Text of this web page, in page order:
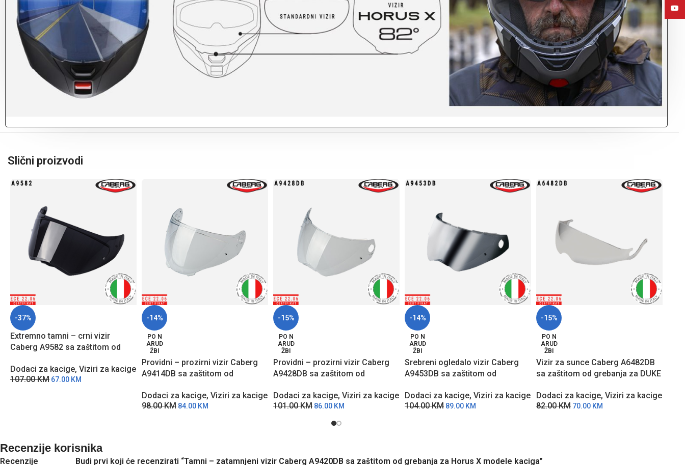
Slični proizvodi
-37%
Extremno tamni – crni vizir
Caberg A9582 sa zaštitom od
kaciga
Dodaci za kacige, Viziri za kacige
107.00KM 67.00 KM
-14%
PO N
ARUD
ŽBI
Providni – prozirni vizir Caberg
A9414DB sa zaštitom od
kaciga
Dodaci za kacige, Viziri za kacige
98.00KM 84.00 KM
-15%
PO N
ARUD
ŽBI
Providni – prozirni vizir Caberg
A9428DB sa zaštitom od
kaciga
Dodaci za kacige, Viziri za kacige
101.00KM 86.00 KM
-14%
PO N
ARUD
ŽBI
Srebreni ogledalo vizir Caberg
A9453DB sa zaštitom od
kaciga
Dodaci za kacige, Viziri za kacige
104.00KM 89.00 KM
-15%
PO N
ARUD
ŽBI
Vizir za sunce Caberg A6482DB
sa zaštitom od grebanja za DUKE
Dodaci za kacige, Viziri za kacige
82.00KM 70.00 KM
Recenzije korisnika
Recenzije Budi prvi koji će recenzirati “Tamni – zatamnjeni vizir Caberg A9420DB sa zaštitom od grebanja za Horus X modele kaciga”